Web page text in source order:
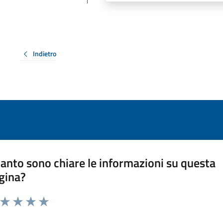
Indietro
sono chiare le informazioni su questa
da 1 a 5 stelle la pagina